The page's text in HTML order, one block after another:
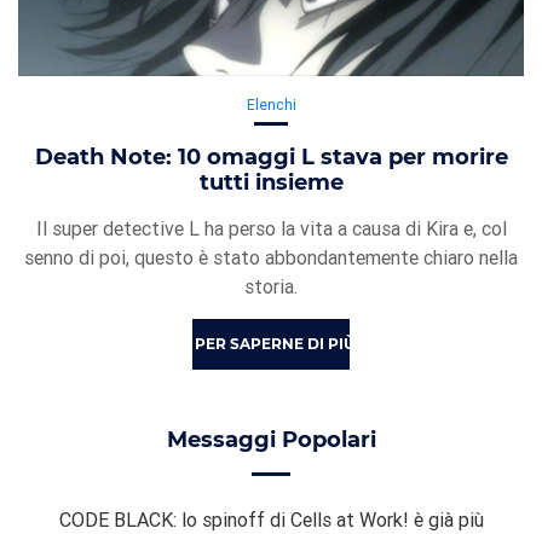
Elenchi
Death Note: 10 omaggi L stava per morire
tutti insieme
Il super detective L ha perso la vita a causa di Kira e, col
senno di poi, questo è stato abbondantemente chiaro nella
storia.
PER SAPERNE DI PIÙ
Messaggi Popolari
CODE BLACK: lo spinoff di Cells at Work! è già più